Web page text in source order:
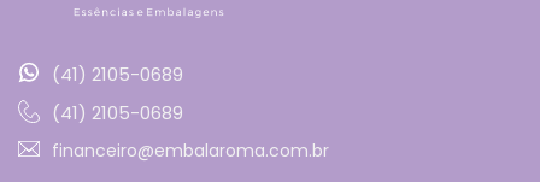
(41) 2105-0689
(41) 2105-0689
financeiro@embalaroma.com.br